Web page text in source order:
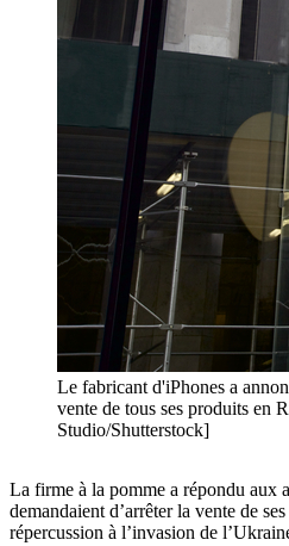
Le fabricant d'iPhones a
vente de tous ses produits en
Studio/Shutterstock]
La firme à la pomme a répondu aux
demandaient d’arrêter la vente de
répercussion à l’invasion de